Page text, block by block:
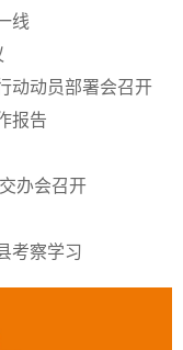
线
动动员部署会召开
报告
办会召开
考察学习